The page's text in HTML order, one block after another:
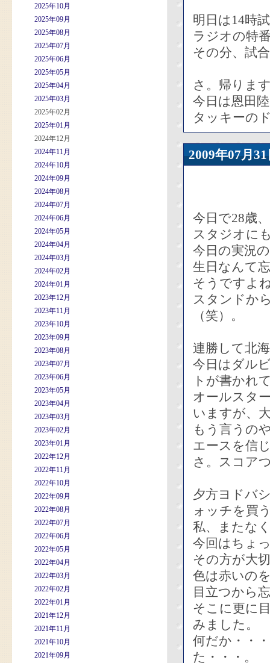
2025年10月
2025年09月
2025年08月
2025年07月
2025年06月
2025年05月
2025年04月
2025年03月
2025年02月
2025年01月
2024年12月
2024年11月
2024年10月
2024年09月
2024年08月
2024年07月
2024年06月
2024年05月
2024年04月
2024年03月
2024年02月
2024年01月
2023年12月
2023年11月
2023年10月
2023年09月
2023年08月
2023年07月
2023年06月
2023年05月
2023年04月
2023年03月
2023年02月
2023年01月
2022年12月
2022年11月
2022年10月
2022年09月
2022年08月
2022年07月
2022年06月
2022年05月
2022年04月
2022年03月
2022年02月
2022年01月
2021年12月
2021年11月
2021年10月
2021年09月
明日は14時
ラジオの特
その分、試
さ。帰りま
今日は恩田
タッキーの
2009年07
今日で28歳
スタジオに
今日の実況
生日なんて
そうですよ
スタンドか
（笑）。
連勝して北
今日はダル
トが書かれ
オールスタ
いますが、
もう言うの
エースを信
さ。スコア
夕方ヨドバ
ォッチを買
私、またな
今回はちょ
その方が大
色は赤いの
目立つから
そこに更に
みました。
何だか・・
た・・・。